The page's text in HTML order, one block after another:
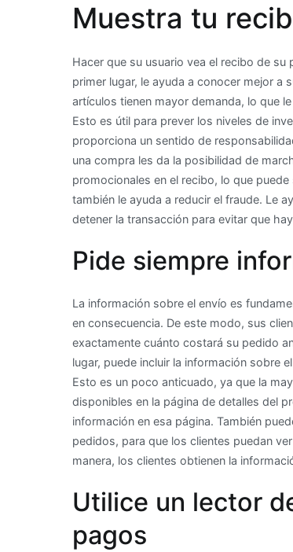
Muestra tu
Hacer que su usuario vea el recibo de
primer lugar, le ayuda a conocer mejor a
artículos tienen mayor demanda, lo que
Esto es útil para prever los niveles de
proporciona un sentido de
una compra les da la posibilidad de
promocionales en el recibo, lo que
también le ayuda a reducir el fraude. Le
detener la transacción para evitar que
Pide siempre
La información sobre el envío es
en consecuencia. De este modo, sus
exactamente cuánto costará su pedido
lugar, puede incluir la información sobre
Esto es un poco anticuado, ya que la
disponibles en la página de detalles del
información en esa página. También
pedidos, para que los clientes puedan
manera, los clientes obtienen la
Utilice un lector
pagos